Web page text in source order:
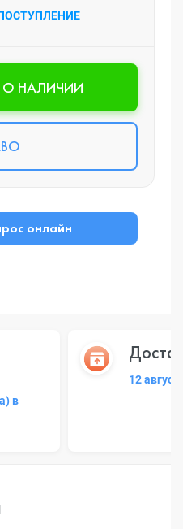
НАЛИЧИИ
онлайн
в
12